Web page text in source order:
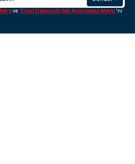
ve Ticari Elektronik İleti Aydınlatma Metni 'ni